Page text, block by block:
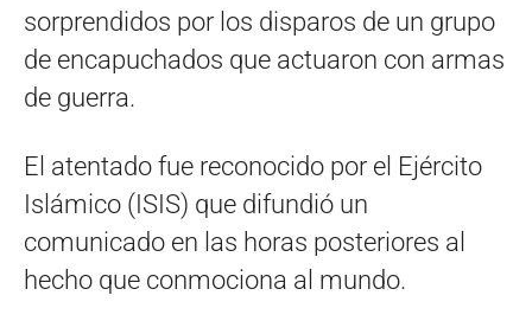
sorprendidos por los disparos de un grupo
de encapuchados que actuaron con armas
de guerra.
El atentado fue reconocido por el Ejército
Islámico (ISIS) que difundió un
comunicado en las horas posteriores al
hecho que conmociona al mundo.